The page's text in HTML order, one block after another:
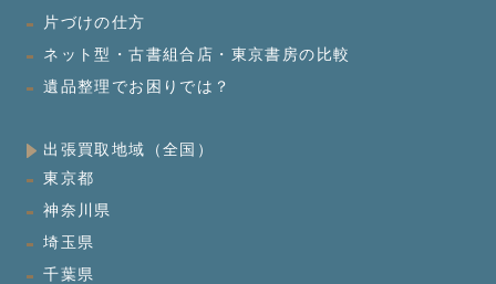
片づけの仕方
ネット型・古書組合店・東京書房の比較
遺品整理でお困りでは？
出張買取地域（全国）
東京都
神奈川県
埼玉県
千葉県